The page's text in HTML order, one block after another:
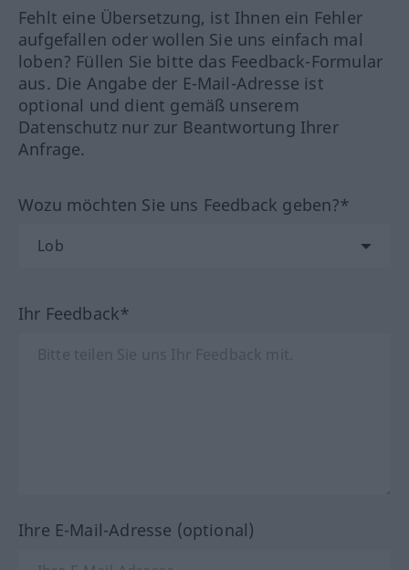
Fehlt eine Übersetzung, ist Ihnen ein Fehler
aufgefallen oder wollen Sie uns einfach mal
loben? Füllen Sie bitte das Feedback-Formular
aus. Die Angabe der E-Mail-Adresse ist
optional und dient gemäß unserem
Datenschutz nur zur Beantwortung Ihrer
Anfrage.
Wozu möchten Sie uns Feedback geben?*
Ihr Feedback*
Ihre E-Mail-Adresse (optional)